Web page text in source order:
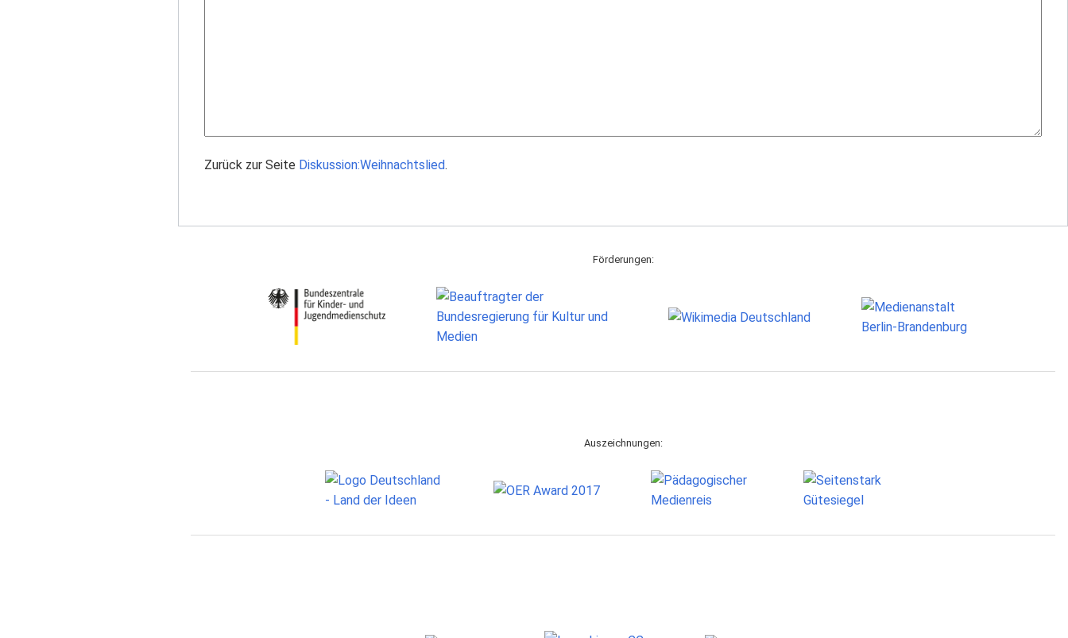
Zurück zur Seite Diskussion:Weihnachtslied.
Förderungen:
Auszeichnungen: